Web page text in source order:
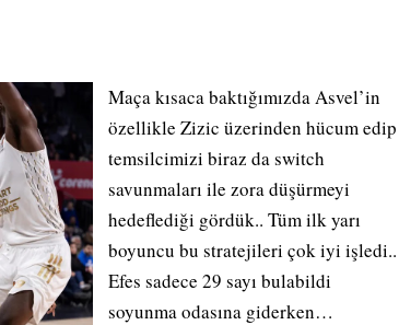
Maça kısaca baktığımızda Asvel’in
özellikle Zizic üzerinden hücum edip
temsilcimizi biraz da switch
savunmaları ile zora düşürmeyi
hedeflediği gördük.. Tüm ilk yarı
boyuncu bu stratejileri çok iyi işledi..
Efes sadece 29 sayı bulabildi
soyunma odasına giderken…